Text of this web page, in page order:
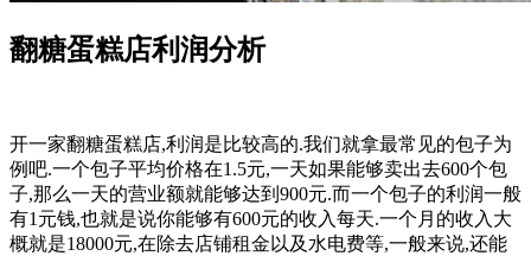
翻糖蛋糕店利润分析
开一家翻糖蛋糕店,利润是比较高的.我们就拿最常见的包子为
例吧.一个包子平均价格在1.5元,一天如果能够卖出去600个包
子,那么一天的营业额就能够达到900元.而一个包子的利润一般
有1元钱,也就是说你能够有600元的收入每天.一个月的收入大
概就是18000元,在除去店铺租金以及水电费等,一般来说,还能